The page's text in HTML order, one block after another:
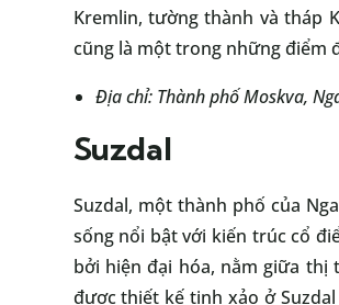
Kremlin, tường thành và tháp
cũng là một trong những điểm
Địa chỉ: Thành phố Moskva,
Suzdal
Suzdal, một thành phố của
sống nổi bật với kiến trúc cổ
bởi hiện đại hóa, nằm giữa thị
được thiết kế tinh xảo ở